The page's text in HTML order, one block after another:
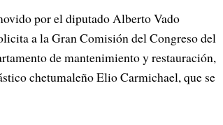
por el diputado Alberto Vado
a la Gran Comisión del Congreso del
de mantenimiento y restauración,
chetumaleño Elio Carmichael, que se